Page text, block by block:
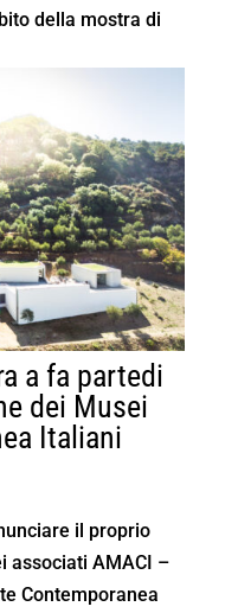
della mostra di
a fa partedi
dei Musei
Italiani
il proprio
associati AMACI –
Contemporanea